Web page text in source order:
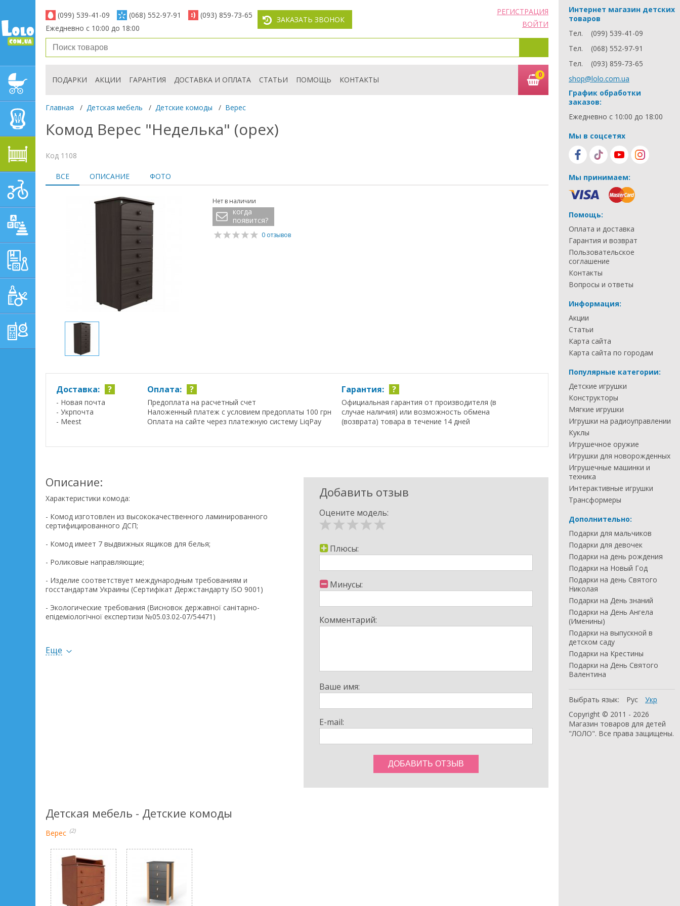
ДЕТСКИЕ КОЛЯСКИ
ДЕТСКАЯ МЕБЕЛЬ
ДЕТСКИЙ СПОРТ И
РАЗВИВАЮЩИЕ ТОВАРЫ
ГИГИЕНА, УХОД И
РОДИТЕЛЕЙ,
(099) 539-41-09 (068) 552-97-91
(093) 859-73-65
Ежедневно с 10:00 до 18:00
ЗАКАЗАТЬ ЗВОНОК
РЕГИСТРАЦИЯ
ВОЙТИ
ПОДАРКИ АКЦИИ ГАРАНТИЯ ДОСТАВКА И ОПЛАТА СТАТЬИ ПОМОЩЬ КОНТАКТЫ
0
Главная / Детская мебель / Детские комоды / Верес
Комод Верес "Неделька" (орех)
Код 1108
ВСЕ ОПИСАНИЕ ФОТО
Нет в наличии
когда
появится?
0 отзывов
Доставка: ?
- Новая почта
- Укрпочта
- Meest
Оплата: ?
Предоплата на расчетный счет
Наложенный платеж с условием предоплаты 100 грн
Оплата на сайте через платежную систему LiqPay
Гарантия: ?
Официальная гарантия от производителя (в
случае наличия) или возможность обмена
(возврата) товара в течение 14 дней
Описание:
Характеристики комода:
- Комод изготовлен из высококачественного ламинированного
сертифицированного ДСП;
- Комод имеет 7 выдвижных ящиков для белья;
- Роликовые направляющие;
- Изделие соответствует международным требованиям и
госстандартам Украины (Сертифікат Держстандарту ISO 9001)
- Экологические требования (Висновок державної санітарно-
епідеміологічної експертизи №05.03.02-07/54471)
- Комод на ножкаж.
Еще
Добавить отзыв
Оцените модель:
Плюсы:
Минусы:
Комментарий:
Ваше имя:
E-mail:
Детская мебель - Детские комоды
Верес (2)
Интернет магазин детских
товаров
Тел.
(099) 539-41-09
Тел.
(068) 552-97-91
Тел.
(093) 859-73-65
shop@lolo.com.ua
График обработки
заказов:
Ежедневно с 10:00 до 18:00
Мы в соцсетях
Мы принимаем:
Помощь:
Оплата и доставка
Гарантия и возврат
Пользовательское
соглашение
Контакты
Вопросы и ответы
Информация:
Акции
Статьи
Карта сайта
Карта сайта по городам
Популярные категории:
Детские игрушки
Конструкторы
Мягкие игрушки
Игрушки на радиоуправлении
Куклы
Игрушечное оружие
Игрушки для новорожденных
Игрушечные машинки и
техника
Интерактивные игрушки
Трансформеры
Дополнительно:
Подарки для мальчиков
Подарки для девочек
Подарки на день рождения
Подарки на Новый Год
Подарки на день Святого
Николая
Подарки на День знаний
Подарки на День Ангела
(Именины)
Подарки на выпускной в
детском саду
Подарки на Крестины
Подарки на День Святого
Валентина
Выбрать язык: Рус
Укр
Copyright © 2011 - 2026
Магазин товаров для детей
"ЛОЛО". Все права защищены.